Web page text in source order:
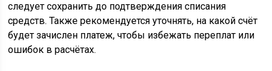
следует сохранить до подтверждения списания
средств. Также рекомендуется уточнять, на какой счёт
будет зачислен платеж, чтобы избежать переплат или
ошибок в расчётах.